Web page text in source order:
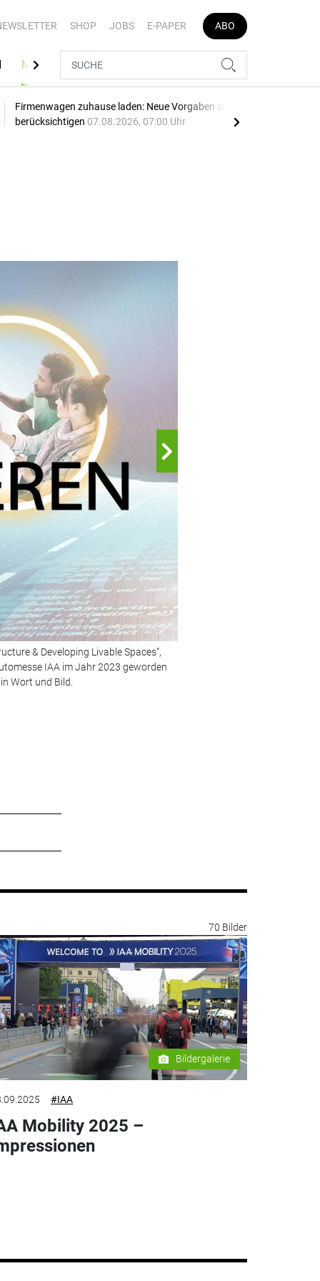
SHOP JOBS E-PAPER ABO
MEDIATHEK
Firmenwagen zuhause laden: Neue Vorgaben sind zu
berücksichtigen 07.08.2026, 07:00 Uhr
& Developing Livable Spaces“,
IAA im Jahr 2023 geworden
Wort und Bild.
70 Bilder
Bildergalerie
#IAA
Mobility 2025 –